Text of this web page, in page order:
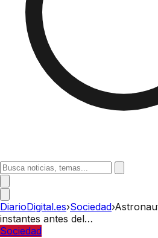
DiarioDigital.es›Sociedad›
instantes antes del…
Sociedad